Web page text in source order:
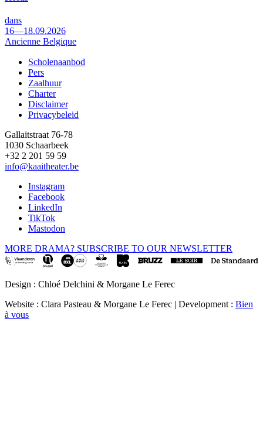
dans
16—18.09.2026
Ancienne Belgique
Footer
Scholenaanbod
Pers
Zaalhuur
Charter
Disclaimer
Privacybeleid
Gallaitstraat 76-78
1030 Schaarbeek
+32 2 201 59 59
info@kaaitheater.be
Instagram
Facebook
LinkedIn
TikTok
Mastodon
MORE DRAMA? SUBSCRIBE TO OUR NEWSLETTER
Design : Chloé Delchini & Morgane Le Ferec
Website : Clara Pasteau & Morgane Le Ferec | Development : Bien
à vous